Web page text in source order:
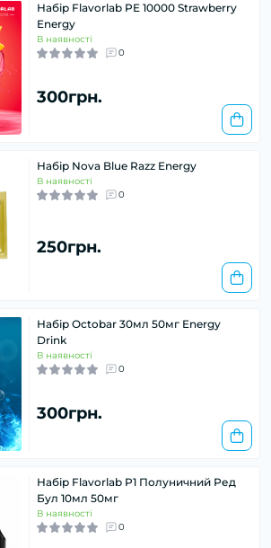
Набір Flavorlab PE 10000 Strawberry
Energy
В наявності
0
300грн.
Набір Nova Blue Razz Energy
В наявності
0
250грн.
Набір Octobar 30мл 50мг Energy
Drink
В наявності
0
300грн.
Набір Flavorlab P1 Полуничний Ред
Бул 10мл 50мг
В наявності
0